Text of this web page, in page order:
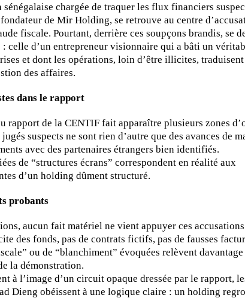
chargée de traquer les flux financiers
de Mir Holding, se retrouve au centre
fiscale. Pourtant, derrière ces soupçons brandis, se
celle d’un entrepreneur visionnaire qui a bâti un
et dont les opérations, loin d’être illicites, traduisent
des affaires.
dans le rapport
rapport de la CENTIF fait apparaître plusieurs zones
suspects ne sont rien d’autre que des avances de
avec des partenaires étrangers bien identifiés.
de “structures écrans” correspondent en réalité aux
d’un holding dûment structuré.
probants
aucun fait matériel ne vient appuyer ces
des fonds, pas de contrats fictifs, pas de fausses
ou de “blanchiment” évoquées relèvent davantage
la démonstration.
à l’image d’un circuit opaque dressée par le rapport,
Dieng obéissent à une logique claire : un holding